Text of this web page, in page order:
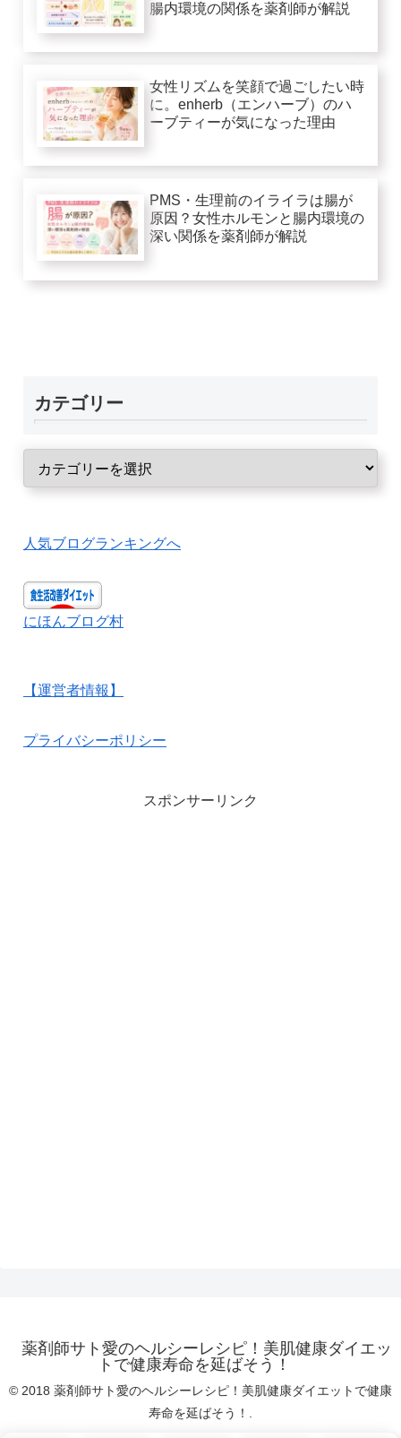
腸内環境の関係を薬剤師が解説
女性リズムを笑顔で過ごしたい時
に。enherb（エンハーブ）のハ
ーブティーが気になった理由
PMS・生理前のイライラは腸が
原因？女性ホルモンと腸内環境の
深い関係を薬剤師が解説
カテゴリー
人気ブログランキングへ
にほんブログ村
【運営者情報】
プライバシーポリシー
スポンサーリンク
薬剤師サト愛のヘルシーレシピ！美肌健康ダイエッ
トで健康寿命を延ばそう！
© 2018 薬剤師サト愛のヘルシーレシピ！美肌健康ダイエットで健康
寿命を延ばそう！.